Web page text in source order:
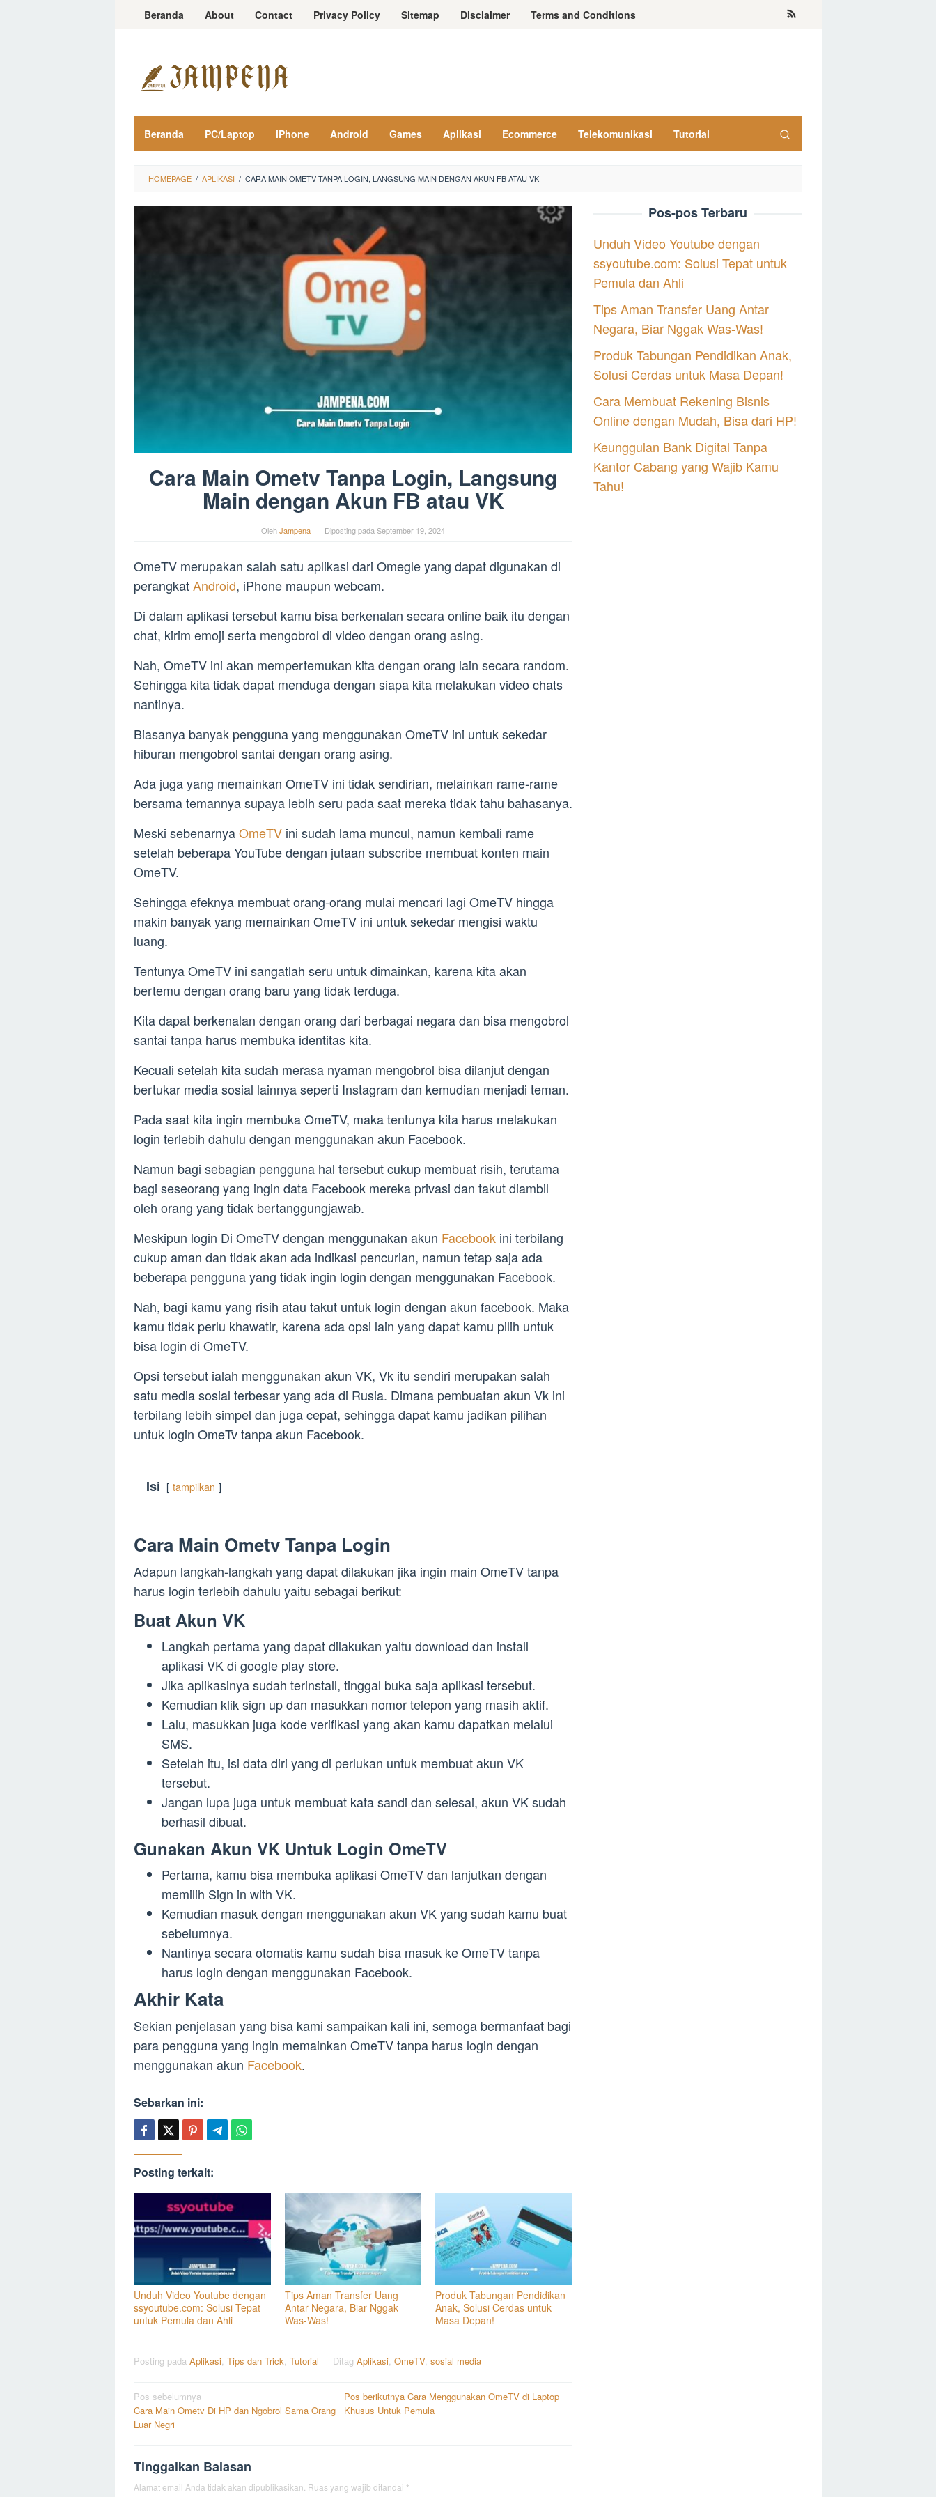
LoncatBeranda About Contact Privacy Policy Sitemap Disclaimer Terms and Conditions
Beranda PC/Laptop iPhone Android Games Aplikasi Ecommerce Telekomunikasi Tutorial
HOMEPAGE / APLIKASI / CARA MAIN OMETV TANPA LOGIN, LANGSUNG MAIN DENGAN AKUN FB ATAU VK
Cara Main Ometv Tanpa Login, Langsung
Main dengan Akun FB atau VK
OlehJampena Diposting padaSeptember 19, 2024
OmeTV merupakan salah satu aplikasi dari Omegle yang dapat digunakan di
perangkatAndroid, iPhone maupun webcam.
Di dalam aplikasi tersebut kamu bisa berkenalan secara online baik itu dengan
chat, kirim emoji serta mengobrol di video dengan orang asing.
Nah, OmeTV ini akan mempertemukan kita dengan orang lain secara random.
Sehingga kita tidak dapat menduga dengan siapa kita melakukan video chats
nantinya.
Biasanya banyak pengguna yang menggunakan OmeTV ini untuk sekedar
hiburan mengobrol santai dengan orang asing.
Ada juga yang memainkan OmeTV ini tidak sendirian, melainkan rame-rame
bersama temannya supaya lebih seru pada saat mereka tidak tahu bahasanya.
Meski sebenarnyaOmeTV ini sudah lama muncul, namun kembali rame
setelah beberapa YouTube dengan jutaan subscribe membuat konten main
OmeTV.
Sehingga efeknya membuat orang-orang mulai mencari lagi OmeTV hingga
makin banyak yang memainkan OmeTV ini untuk sekedar mengisi waktu
luang.
Tentunya OmeTV ini sangatlah seru untuk dimainkan, karena kita akan
bertemu dengan orang baru yang tidak terduga.
Kita dapat berkenalan dengan orang dari berbagai negara dan bisa mengobrol
santai tanpa harus membuka identitas kita.
Kecuali setelah kita sudah merasa nyaman mengobrol bisa dilanjut dengan
bertukar media sosial lainnya seperti Instagram dan kemudian menjadi teman.
Pada saat kita ingin membuka OmeTV, maka tentunya kita harus melakukan
login terlebih dahulu dengan menggunakan akun Facebook.
Namun bagi sebagian pengguna hal tersebut cukup membuat risih, terutama
bagi seseorang yang ingin data Facebook mereka privasi dan takut diambil
oleh orang yang tidak bertanggungjawab.
Meskipun login Di OmeTV dengan menggunakan akun Facebook ini terbilang
cukup aman dan tidak akan ada indikasi pencurian, namun tetap saja ada
beberapa pengguna yang tidak ingin login dengan menggunakan Facebook.
Nah, bagi kamu yang risih atau takut untuk login dengan akun facebook. Maka
kamu tidak perlu khawatir, karena ada opsi lain yang dapat kamu pilih untuk
bisa login di OmeTV.
Opsi tersebut ialah menggunakan akun VK, Vk itu sendiri merupakan salah
satu media sosial terbesar yang ada di Rusia. Dimana pembuatan akun Vk ini
terbilang lebih simpel dan juga cepat, sehingga dapat kamu jadikan pilihan
untuk login OmeTv tanpa akun Facebook.
Isi tampilkan
Cara Main Ometv Tanpa Login
Adapun langkah-langkah yang dapat dilakukan jika ingin main OmeTV tanpa
harus login terlebih dahulu yaitu sebagai berikut:
Buat Akun VK
Langkah pertama yang dapat dilakukan yaitu download dan install
aplikasi VK di google play store.
Jika aplikasinya sudah terinstall, tinggal buka saja aplikasi tersebut.
Kemudian klik sign up dan masukkan nomor telepon yang masih aktif.
Lalu, masukkan juga kode verifikasi yang akan kamu dapatkan melalui
SMS.
Setelah itu, isi data diri yang di perlukan untuk membuat akun VK
tersebut.
Jangan lupa juga untuk membuat kata sandi dan selesai, akun VK sudah
berhasil dibuat.
Gunakan Akun VK Untuk Login OmeTV
Pertama, kamu bisa membuka aplikasi OmeTV dan lanjutkan dengan
memilih Sign in with VK.
Kemudian masuk dengan menggunakan akun VK yang sudah kamu buat
sebelumnya.
Nantinya secara otomatis kamu sudah bisa masuk ke OmeTV tanpa
harus login dengan menggunakan Facebook.
Akhir Kata
Sekian penjelasan yang bisa kami sampaikan kali ini, semoga bermanfaat bagi
para pengguna yang ingin memainkan OmeTV tanpa harus login dengan
menggunakan akun Facebook.
Sebarkan ini:
Posting terkait:
Unduh Video Youtube dengan
ssyoutube.com: Solusi Tepat
untuk Pemula dan Ahli
Tips Aman Transfer Uang
Antar Negara, Biar Nggak
Was-Was!
Produk Tabungan Pendidikan
Anak, Solusi Cerdas untuk
Masa Depan!
Posting pada Aplikasi, Tips dan Trick, Tutorial Ditag Aplikasi, OmeTV, sosial media
Navigasi
pos
Pos sebelumnya
Cara Main Ometv Di HP dan Ngobrol Sama Orang
Luar Negri
Pos berikutnya Cara Menggunakan OmeTV di Laptop
Khusus Untuk Pemula
Tinggalkan Balasan
Alamat email Anda tidak akan dipublikasikan. Ruas yang wajib ditandai *
Pos-pos Terbaru
Unduh Video Youtube dengan
ssyoutube.com: Solusi Tepat untuk
Pemula dan Ahli
Tips Aman Transfer Uang Antar
Negara, Biar Nggak Was-Was!
Produk Tabungan Pendidikan Anak,
Solusi Cerdas untuk Masa Depan!
Cara Membuat Rekening Bisnis
Online dengan Mudah, Bisa dari HP!
Keunggulan Bank Digital Tanpa
Kantor Cabang yang Wajib Kamu
Tahu!